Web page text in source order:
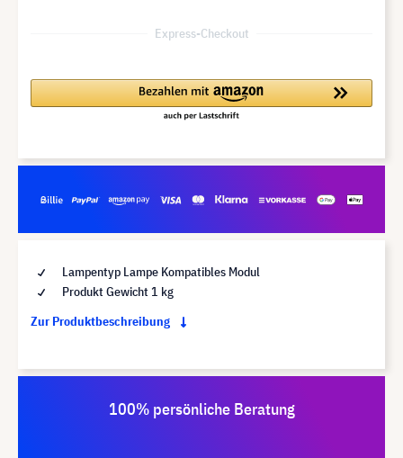
Express-Checkout
Lampentyp Lampe Kompatibles Modul
Produkt Gewicht 1 kg
Zur Produktbeschreibung
100% persönliche Beratung